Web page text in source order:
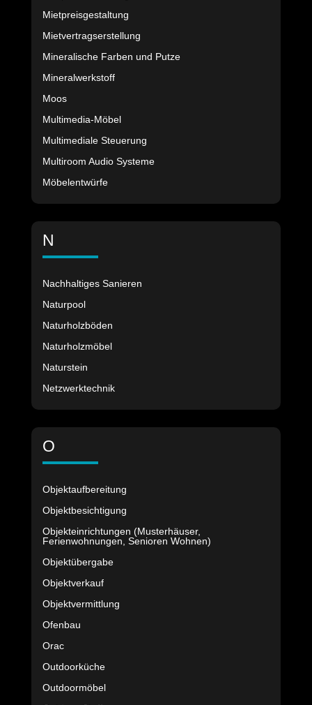
Mietpreisgestaltung
Mietvertragserstellung
Mineralische Farben und Putze
Mineralwerkstoff
Moos
Multimedia-Möbel
Multimediale Steuerung
Multiroom Audio Systeme
Möbelentwürfe
N
Nachhaltiges Sanieren
Naturpool
Naturholzböden
Naturholzmöbel
Naturstein
Netzwerktechnik
O
Objektaufbereitung
Objektbesichtigung
Objekteinrichtungen (Musterhäuser,
Ferienwohnungen, Senioren Wohnen)
Objektübergabe
Objektverkauf
Objektvermittlung
Ofenbau
Orac
Outdoorküche
Outdoormöbel